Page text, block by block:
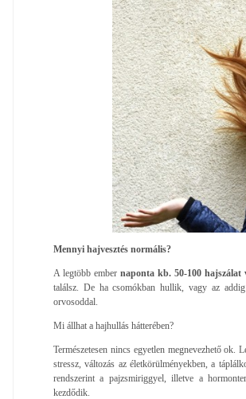
Mennyi hajvesztés normális?
A legtöbb ember naponta kb. 50-100 hajszálat
találsz. De ha csomókban hullik, vagy az
orvosoddal.
Mi állhat a hajhullás hátterében?
Természetesen nincs egyetlen megnevezhető
stressz, változás az életkörülményekben, a
rendszerint a pajzsmiriggyel, illetve a
kezdődik.